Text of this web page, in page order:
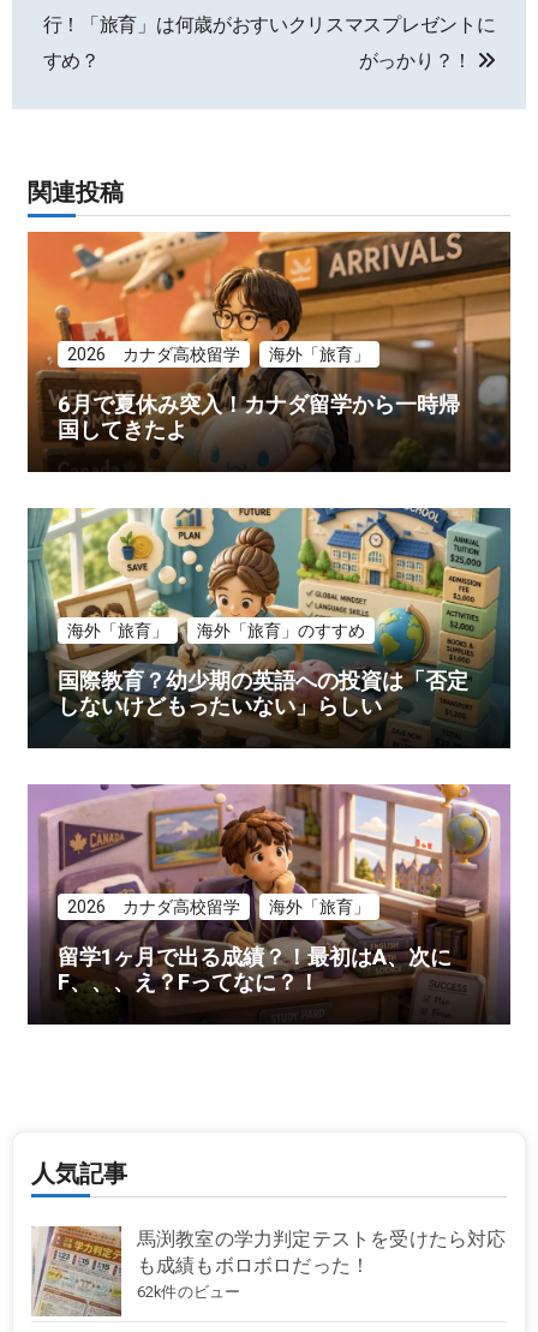
稿
ナ
ビ
ー
ン
行！「旅育」は何歳がおす
すめ？
いクリスマスプレゼントに
がっかり？！
関連投稿
2026 カナダ高校留学 海外「旅育」
6月で夏休み突入！カナダ留学から一時帰
国してきたよ
海外「旅育」 海外「旅育」のすすめ
国際教育？幼少期の英語への投資は「否定
しないけどもったいない」らしい
2026 カナダ高校留学 海外「旅育」
留学1ヶ月で出る成績？！最初はA、次に
F、、、え？Fってなに？！
人気記事
馬渕教室の学力判定テストを受けたら対応
も成績もボロボロだった！
62k件のビュー